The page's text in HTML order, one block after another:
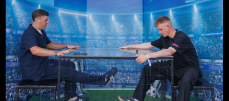
GOOD MATTERS COMPANY © 2025